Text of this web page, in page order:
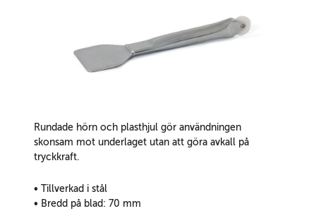
Rundade hörn och plasthjul gör användningen
skonsam mot underlaget utan att göra avkall på
tryckkraft.
• Tillverkad i stål
• Bredd på blad: 70 mm